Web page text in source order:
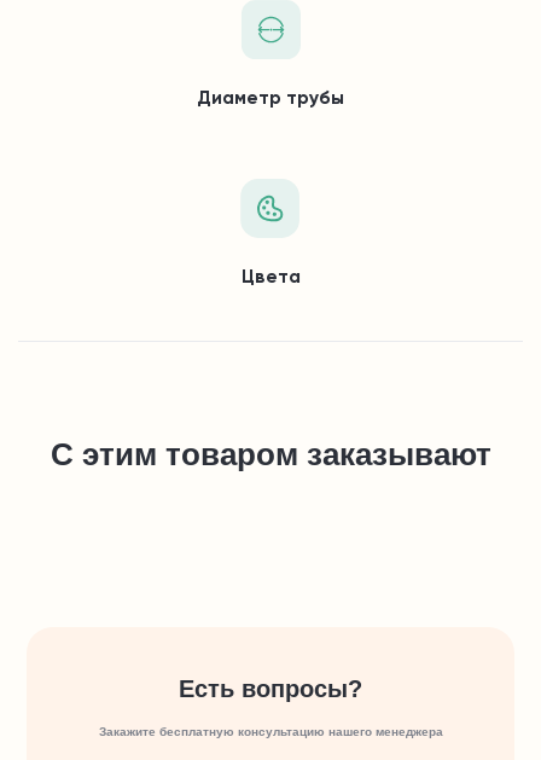
Диаметр трубы
Цвета
С этим товаром заказывают
Есть вопросы?
Закажите бесплатную консультацию нашего менеджера